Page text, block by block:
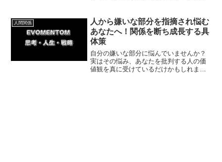
にできる簡単な一歩から始めてみましょ
う。
人間関係
人から嫌いな部分を指摘され悩む
あなたへ！関係を断ち成長する具
体策
自分の嫌いな部分に悩んでいませんか？
実はその悩み、あなたを批判する人の価
値観を真に受けているだけかもしれませ